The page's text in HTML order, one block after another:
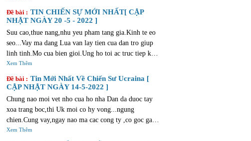
investment, cung cấp các lựa chọn nhà ở hiện đại và
tiện lợi để giúp bạn tìm được ngôi nhà lý tưởng.
Đề bài : TIN CHIẾN SỰ MỚI NHẤT[ CẬP
NHẬT NGÀY 20 -5 - 2022 ]
Suu cao,thue nang,nhu yeu pham tang gia.Kinh te eo
seo...Vay ma dang Lua van lay tien cua dan tro giup
linh tinh.Mo cua bien gioi.Ung ho toi ac truc tiep khi
sua luat cho phep trom cuop o muc do <1.000 dollars
thi vo toi....Neu vao thoi diem Trump,bon Lua da ho
hoan nhu the nao ??? Nhung nguoi bau ban vi chut tu
loi ,nghi gi ve dat nuoc ??? Phai chang day khong
phai la dat nuoc minh ??? bat qua,lai tro ve que huong
cu...Neu vay,ban la thang cho chet ! mien ban !
Xem Thêm
Đề bài : Tin Mới Nhất Về Chiến Sư Ucraina [
CẬP NHẬT NGÀY 14-5-2022 ]
Chung nao moi vet nho cua ho nha Dan da duoc tay
xoa trang boc,thi Uk moi co hy vong...ngung
chien.Cung vay,ngay nao ma cac cong ty ,co goc gac
tu cac dang bac nu luu-anh hao cua khoi tu do va ong
Xem Thêm